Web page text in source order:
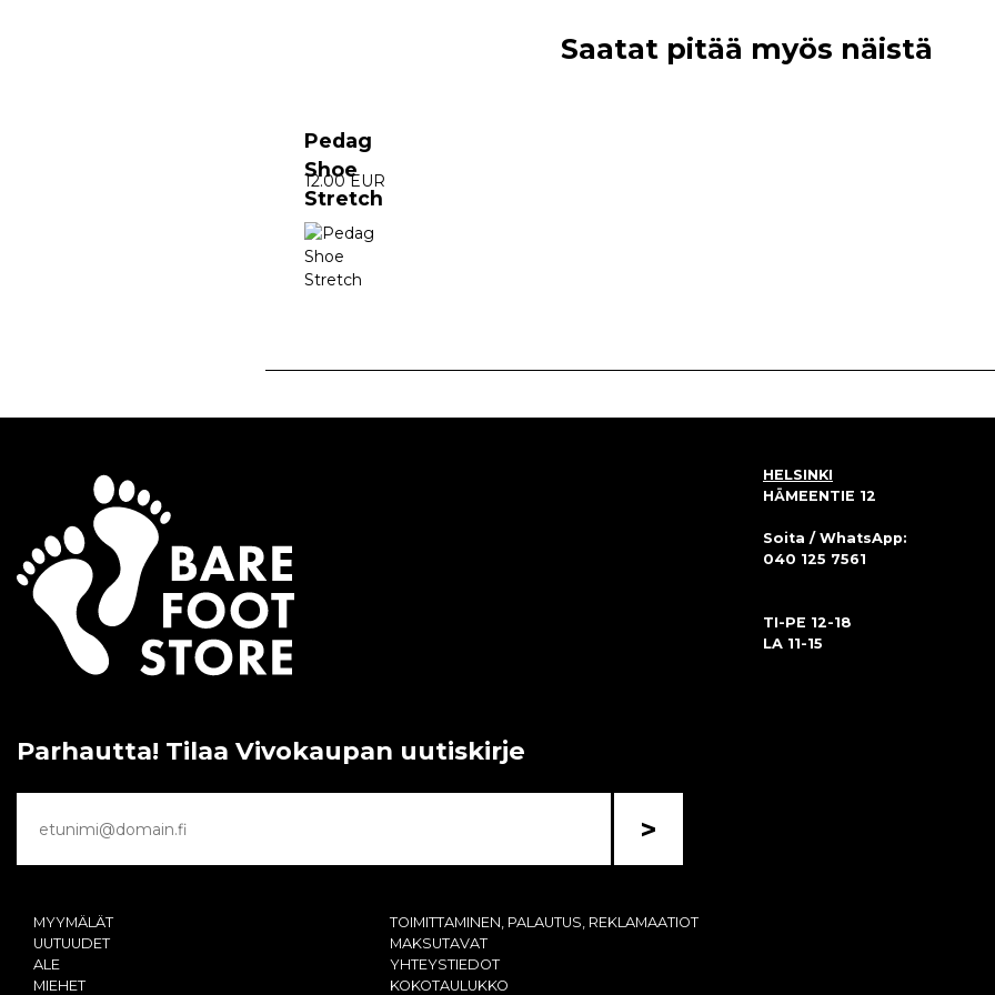
Saatat pitää myös näistä
Pedag
Shoe
Stretch
12.00 EUR
Parhautta! Tilaa Vivokaupan uutiskirje
>
MYYMÄLÄT
UUTUUDET
ALE
MIEHET
TOIMITTAMINEN, PALAUTUS, REKLAMAATIOT
MAKSUTAVAT
YHTEYSTIEDOT
KOKOTAULUKKO
HELSINKI
HÄMEENTIE 12
Soita / WhatsApp:
040 125 7561
TI-PE 12-18
LA 11-15